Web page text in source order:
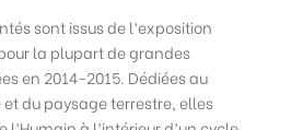
sont issus de l’exposition
la plupart de grandes
en 2014-2015. Dédiées au
du paysage terrestre, elles